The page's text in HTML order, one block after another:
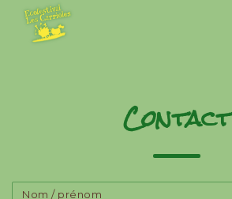
Contact
Nom / prénom